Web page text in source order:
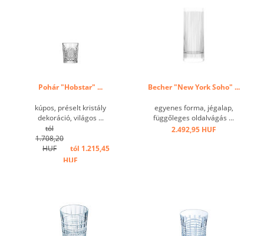
Pohár "Hobstar" ...
kúpos, préselt kristály
dekoráció, világos ...
tól
1.708,20
HUF
tól 1.215,45
HUF
Becher "New York Soho" ...
egyenes forma, jégalap,
függőleges oldalvágás ...
2.492,95 HUF